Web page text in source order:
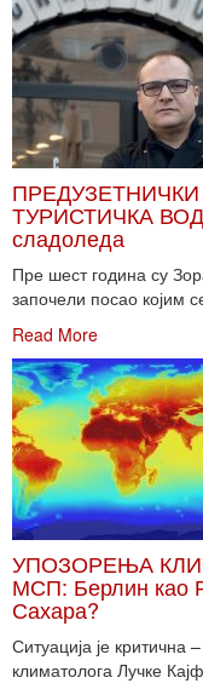
ТУРИСТИЧКА
сладоледа
Пре шест година су
започели посао којим
Read More
УПОЗОРЕЊА
МСП: Берлин као
Сахара?
Ситуација је критична
климатолога Лучке